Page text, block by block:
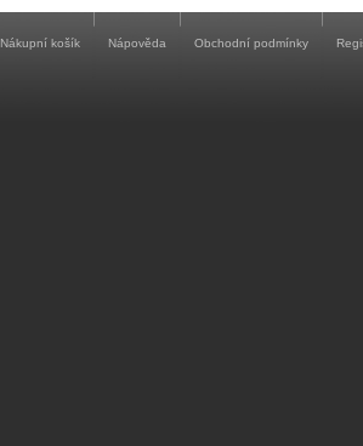
Nákupní košík Nápověda Obchodní podmínky